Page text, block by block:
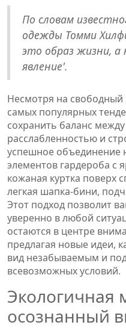
По словам
одежды Томми
это образ жизни, а
явление'.
Несмотря на свободный
самых популярных
сохранить баланс
расслабленностью и
успешное объединение
элементов гардероба с
кожаная куртка поверх
легкая шапка-бини,
Этот подход позволит
уверенно в любой
остаются в центре
предлагая новые идеи,
вид незабываемым и
всевозможных условий.
Экологичная
осознанный